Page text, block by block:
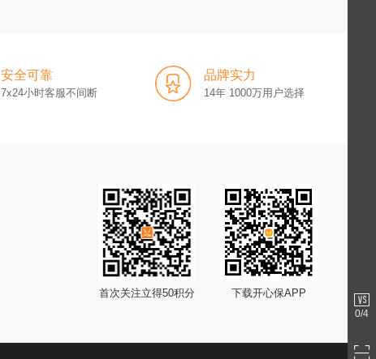
安全可靠
7x24小时客服不间断
品牌实力
14年 1000万用户选择
首次关注立得50积分 下载开心保APP
0/4